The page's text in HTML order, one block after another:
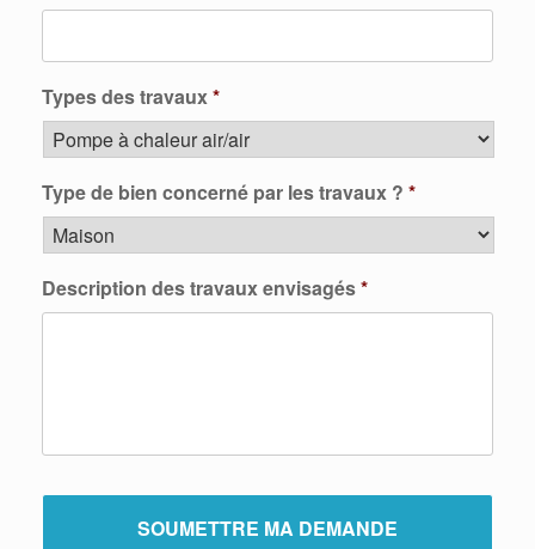
Types des travaux*
Type de bien concerné par les travaux ? *
Description des travaux envisagés*